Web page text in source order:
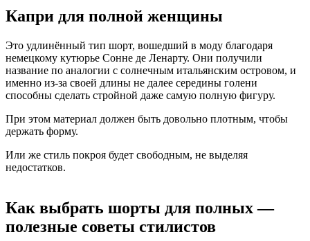
Капри для полной женщины
Это удлинённый тип шорт, вошедший в моду благодаря
немецкому кутюрье Сонне де Ленарту. Они получили
название по аналогии с солнечным итальянским островом, и
именно из-за своей длины не далее середины голени
способны сделать стройной даже самую полную фигуру.
При этом материал должен быть довольно плотным, чтобы
держать форму.
Или же стиль покроя будет свободным, не выделяя
недостатков.
Как выбрать шорты для полных —
полезные советы стилистов